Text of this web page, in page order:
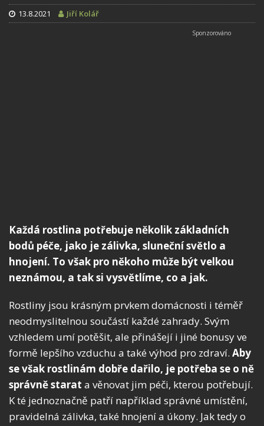
13.8.2021 Jiří Kolář
Každá rostlina potřebuje několik základních
bodů péče, jako je zálivka, sluneční světlo a
hnojení. To však pro někoho může být velkou
neznámou, a tak si vysvětlíme, co a jak.
Rostliny jsou krásným prvkem domácnosti i téměř
neodmyslitelnou součástí každé zahrady. Svým
vzhledem umí potěšit, ale přinášejí i jiné bonusy ve
formě lepšího vzduchu a také výhod pro zdraví. Aby
se však rostlinám dobře dařilo, je potřeba se o ně
správně starat a věnovat jim péči, kterou potřebují.
K té jednoznačně patří například správné umístění,
pravidelná zálivka, také hnojení a úkony. Jak tedy o